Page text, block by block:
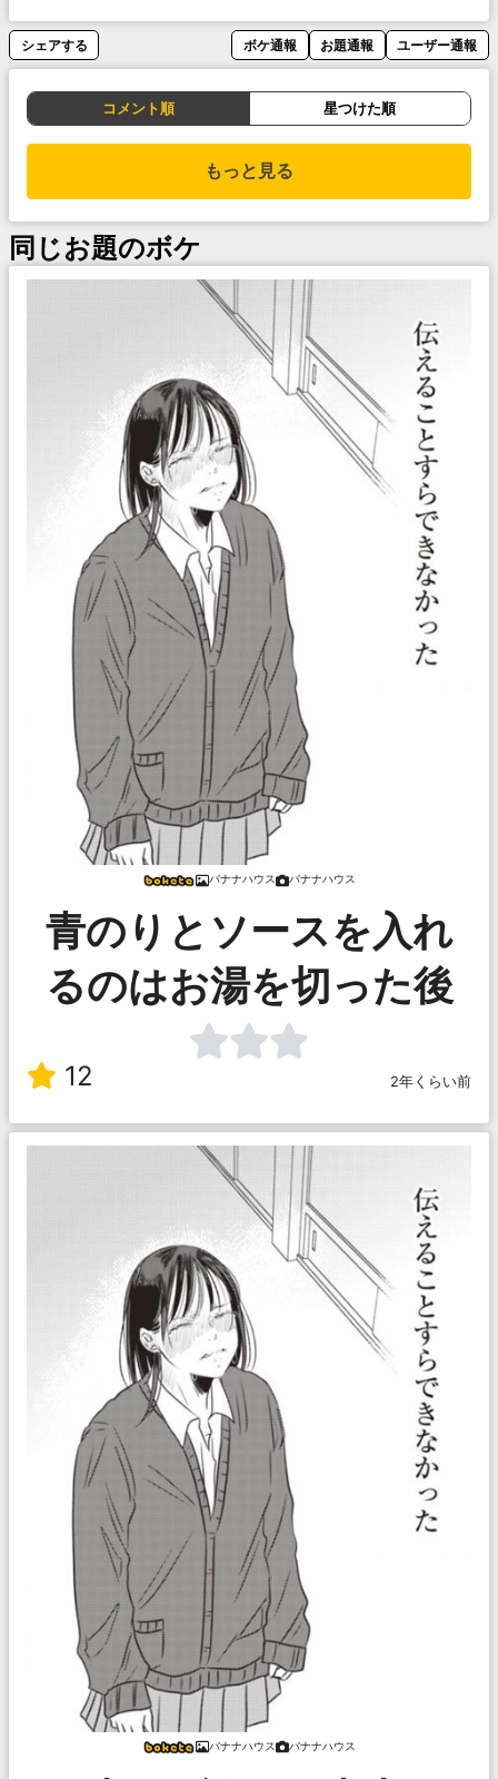
シェアする ボケ通報 お題通報 ユーザー通報
コメント順 星つけた順
もっと見る
同じお題のボケ
バナナハウス バナナハウス
青のりとソースを入れ
るのはお湯を切った後
12 2年くらい前
バナナハウス バナナハウス